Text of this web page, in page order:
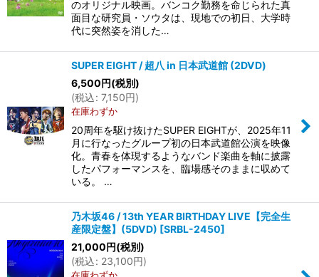
のオリジナル映画。バンコク勤務を命じられた真
面目な研究員・ソウタは、現地での初日、大学時
代に突然姿を消した…
SUPER EIGHT / 超八 in 日本武道館 (2DVD)
6,500円(税別)
(税込: 7,150円)
在庫わずか
20周年を駆け抜けたSUPER EIGHTが、2025年11
月に行なったグループ初の日本武道館公演を映像
化。青春を体現するようなバンド楽曲を軸に披露
したパフォーマンスを、臨場感そのままに収めて
いる。 …
乃木坂46 / 13th YEAR BIRTHDAY LIVE【完全生
産限定盤】(5DVD) [SRBL-2450]
21,000円(税別)
(税込: 23,100円)
在庫わずか